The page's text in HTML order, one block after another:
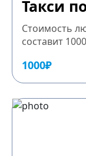
Такси
Стоимость
составит
1000₽